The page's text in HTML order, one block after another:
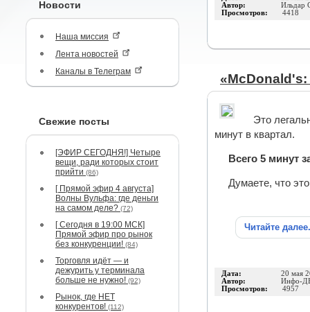
Новости
Наша миссия
Лента новостей
Каналы в Телеграм
Свежие посты
[ЭФИР СЕГОДНЯ!] Четыре
вещи, ради которых стоит
прийти (86)
[ Прямой эфир 4 августа]
Волны Вульфа: где деньги
на самом деле? (72)
[ Сегодня в 19:00 МСК]
Прямой эфир про рынок
без конкуренции! (84)
Торговля идёт — и
дежурить у терминала
больше не нужно! (92)
Рынок, где НЕТ
конкурентов! (112)
Автор: Ильдар
Просмотров: 4418
«McDonald's:
Это
минут в квартал.
Всего 5 минут
Думаете, что
Читайте
Дата: 20 мая
Автор: Инфо-
Просмотров: 4957